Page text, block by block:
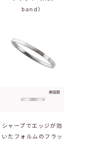
band）
シャープでエッジが効
いたフォルムのフラッ